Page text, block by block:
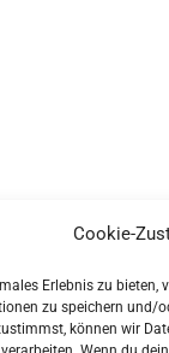
Cookie-
Erlebnis zu bieten,
zu speichern und/
können wir